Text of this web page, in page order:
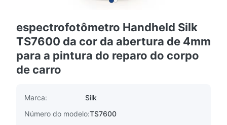
espectrofotômetro Handheld Silk
TS7600 da cor da abertura de 4mm
para a pintura do reparo do corpo
de carro
Marca:
Silk
Número do modelo:TS7600